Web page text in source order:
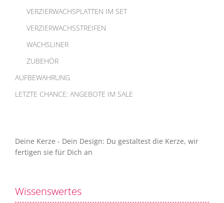
VERZIERWACHSPLATTEN IM SET
VERZIERWACHSSTREIFEN
WACHSLINER
ZUBEHÖR
AUFBEWAHRUNG
LETZTE CHANCE: ANGEBOTE IM SALE
Deine Kerze - Dein Design: Du gestaltest die Kerze, wir
fertigen sie für Dich an
Wissenswertes